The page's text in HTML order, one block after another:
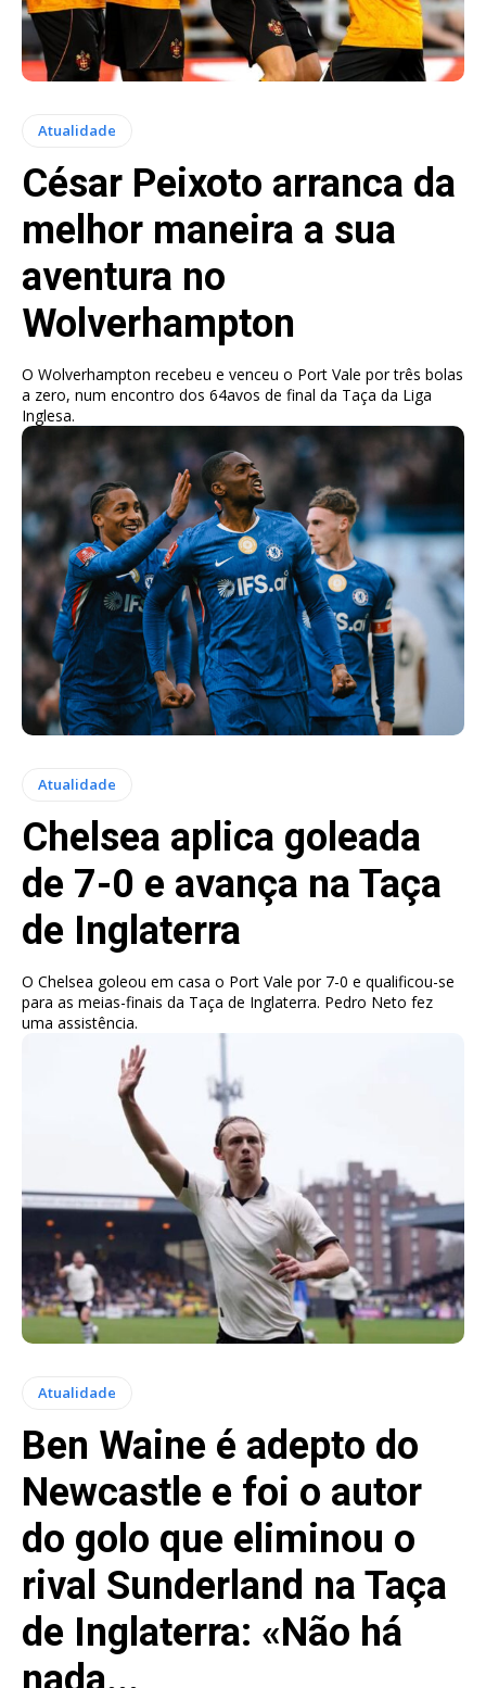
Atualidade
César Peixoto arranca da
melhor maneira a sua
aventura no
Wolverhampton
O Wolverhampton recebeu e venceu o Port Vale por três bolas
a zero, num encontro dos 64avos de final da Taça da Liga
Inglesa.
Atualidade
Chelsea aplica goleada
de 7-0 e avança na Taça
de Inglaterra
O Chelsea goleou em casa o Port Vale por 7-0 e qualificou-se
para as meias-finais da Taça de Inglaterra. Pedro Neto fez
uma assistência.
Atualidade
Ben Waine é adepto do
Newcastle e foi o autor
do golo que eliminou o
rival Sunderland na Taça
de Inglaterra: «Não há